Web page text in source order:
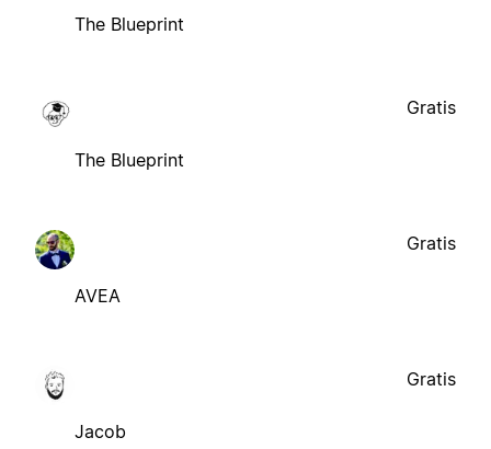
The Blueprint
The Blueprint
Gratis
AVEA
Gratis
Jacob
Gratis